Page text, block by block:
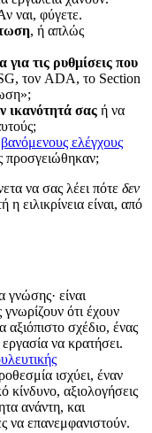
ναι, φύγετε.
, ή απλώς
τις ρυθμίσεις που
τον ADA, το Section
ικανότητά σας ή να
ελέγχους
προσγειώθηκαν;
να σας λέει πότε δεν
ειλικρίνεια είναι, από
είναι
ότι έχουν
αξιόπιστο σχέδιο, ένας
να κρατήσει.
ισχύει, έναν
κίνδυνο, αξιολογήσεις
ανάντη, και
να επανεμφανιστούν.